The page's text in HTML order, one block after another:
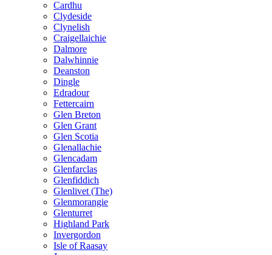
Cardhu
Clydeside
Clynelish
Craigellaichie
Dalmore
Dalwhinnie
Deanston
Dingle
Edradour
Fettercairn
Glen Breton
Glen Grant
Glen Scotia
Glenallachie
Glencadam
Glenfarclas
Glenfiddich
Glenlivet (The)
Glenmorangie
Glenturret
Highland Park
Invergordon
Isle of Raasay